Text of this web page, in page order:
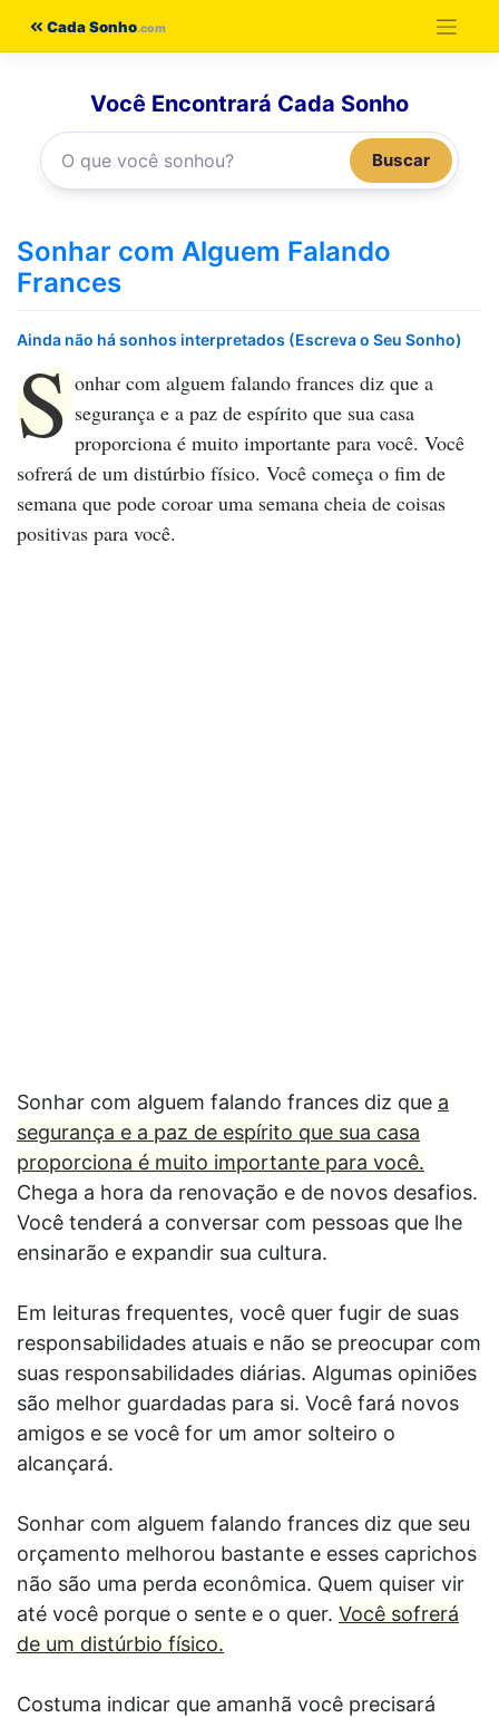
Cada Sonho
Você Encontrará Cada Sonho
Buscar
Sonhar com Alguem Falando
Frances
Ainda não há sonhos interpretados (Escreva o Seu Sonho)
S onhar com alguem falando frances diz que a
segurança e a paz de espírito que sua casa
proporciona é muito importante para você. Você
sofrerá de um distúrbio físico. Você começa o fim de
semana que pode coroar uma semana cheia de coisas
positivas para você.
Sonhar com alguem falando frances diz que a
segurança e a paz de espírito que sua casa
proporciona é muito importante para você.
Chega a hora da renovação e de novos desafios.
Você tenderá a conversar com pessoas que lhe
ensinarão e expandir sua cultura.
Em leituras frequentes, você quer fugir de suas
responsabilidades atuais e não se preocupar com
suas responsabilidades diárias. Algumas opiniões
são melhor guardadas para si. Você fará novos
amigos e se você for um amor solteiro o
alcançará.
Sonhar com alguem falando frances diz que seu
orçamento melhorou bastante e esses caprichos
não são uma perda econômica. Quem quiser vir
até você porque o sente e o quer. Você sofrerá
de um distúrbio físico.
Costuma indicar que amanhã você precisará